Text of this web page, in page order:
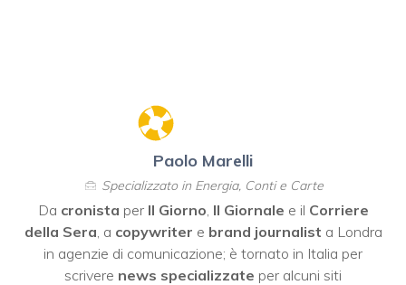
Paolo Marelli
Specializzato in Energia, Conti e Carte
Da cronista per Il Giorno Il Giornale e il Corriere
della Sera , a copywriter e brand journalist a Londra
in agenzie di comunicazione; è tornato in Italia per
scrivere news specializzate per alcuni siti